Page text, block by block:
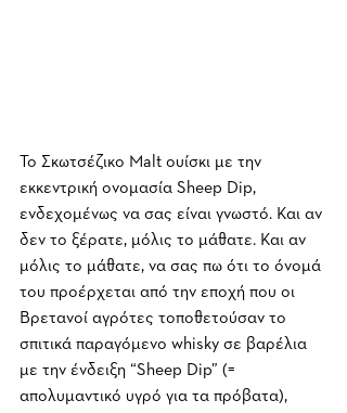
To Σκωτσέζικο Malt ουίσκι με την
εκκεντρική ονομασία Sheep Dip,
ενδεχομένως να σας είναι γνωστό. Και αν
δεν το ξέρατε, μόλις το μάθατε. Και αν
μόλις το μάθατε, να σας πω ότι το όνομά
του προέρχεται από την εποχή που οι
Βρετανοί αγρότες τοποθετούσαν το
σπιτικά παραγόμενο whisky σε βαρέλια
με την ένδειξη “Sheep Dip” (=
απολυμαντικό υγρό για τα πρόβατα),